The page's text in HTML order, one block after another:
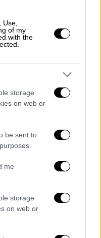
Use,
of my
with the
storage
on web or
be sent to
me
storage
on web or
Παπαδόπουλο
του μέσα από
θλίψη: “Έφυγε”
Νίκος Βρεττός
Νίκο στην
βουλευτής
της
μεγάλα ονόματα
όπως η
και ο